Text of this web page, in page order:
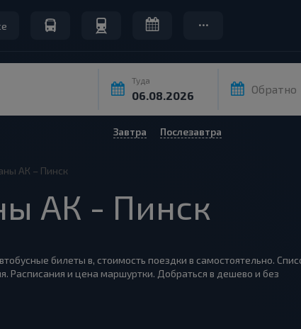
Туда
Обратно
Завтра Послезавтра
АК – Пинск
АК - Пинск
билеты в, стоимость поездки в самостоятельно.
Расписания и цена маршуртки. Добраться в дешево и без